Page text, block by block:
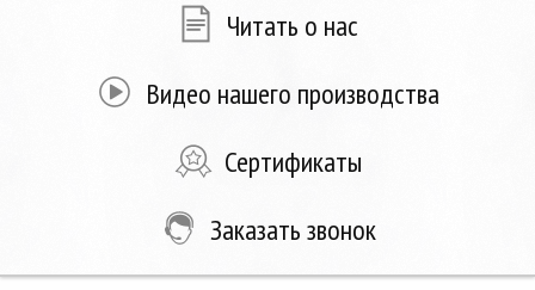
Читать о нас
Видео нашего производства
Сертификаты
Заказать звонок